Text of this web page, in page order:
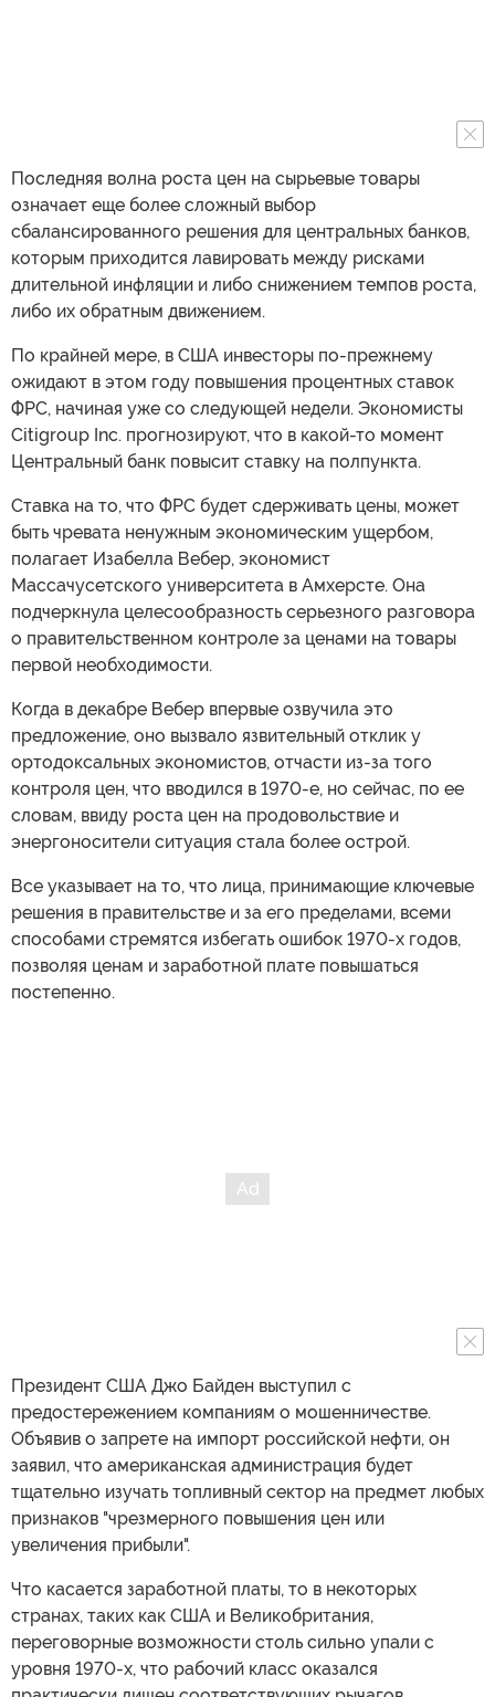
Последняя волна роста цен на сырьевые товары
означает еще более сложный выбор
сбалансированного решения для центральных банков,
которым приходится лавировать между рисками
длительной инфляции и либо снижением темпов роста,
либо их обратным движением.
По крайней мере, в США инвесторы по-прежнему
ожидают в этом году повышения процентных ставок
ФРС, начиная уже со следующей недели. Экономисты
Citigroup Inc. прогнозируют, что в какой-то момент
Центральный банк повысит ставку на полпункта.
Ставка на то, что ФРС будет сдерживать цены, может
быть чревата ненужным экономическим ущербом,
полагает Изабелла Вебер, экономист
Массачусетского университета в Амхерсте. Она
подчеркнула целесообразность серьезного разговора
о правительственном контроле за ценами на товары
первой необходимости.
Когда в декабре Вебер впервые озвучила это
предложение, оно вызвало язвительный отклик у
ортодоксальных экономистов, отчасти из-за того
контроля цен, что вводился в 1970-е, но сейчас, по ее
словам, ввиду роста цен на продовольствие и
энергоносители ситуация стала более острой.
Все указывает на то, что лица, принимающие ключевые
решения в правительстве и за его пределами, всеми
способами стремятся избегать ошибок 1970-х годов,
позволяя ценам и заработной плате повышаться
постепенно.
Президент США Джо Байден выступил с
предостережением компаниям о мошенничестве.
Объявив о запрете на импорт российской нефти, он
заявил, что американская администрация будет
тщательно изучать топливный сектор на предмет любых
признаков "чрезмерного повышения цен или
увеличения прибыли".
Что касается заработной платы, то в некоторых
странах, таких как США и Великобритания,
переговорные возможности столь сильно упали с
уровня 1970-х, что рабочий класс оказался